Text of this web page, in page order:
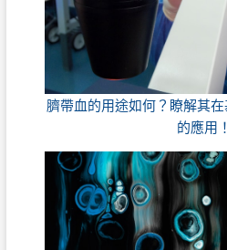
臍帶血的用途如何？瞭解其
的應用！